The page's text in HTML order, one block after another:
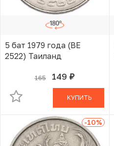
5 бат 1979 года (BE
2522) Таиланд
165 149 руб.
В КОРЗИНЕ
КУПИТЬ
-10%